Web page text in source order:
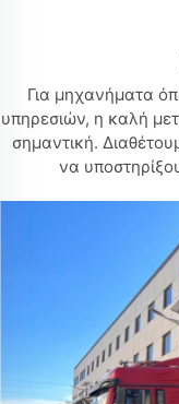
Για μηχανήματα
υπηρεσιών, η καλή
σημαντική.
να